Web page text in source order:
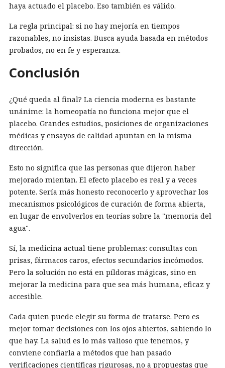
haya actuado el placebo. Eso también es válido.
La regla principal: si no hay mejoría en tiempos
razonables, no insistas. Busca ayuda basada en métodos
probados, no en fe y esperanza.
Conclusión
¿Qué queda al final? La ciencia moderna es bastante
unánime: la homeopatía no funciona mejor que el
placebo. Grandes estudios, posiciones de organizaciones
médicas y ensayos de calidad apuntan en la misma
dirección.
Esto no significa que las personas que dijeron haber
mejorado mientan. El efecto placebo es real y a veces
potente. Sería más honesto reconocerlo y aprovechar los
mecanismos psicológicos de curación de forma abierta,
en lugar de envolverlos en teorías sobre la "memoria del
agua".
Sí, la medicina actual tiene problemas: consultas con
prisas, fármacos caros, efectos secundarios incómodos.
Pero la solución no está en píldoras mágicas, sino en
mejorar la medicina para que sea más humana, eficaz y
accesible.
Cada quien puede elegir su forma de tratarse. Pero es
mejor tomar decisiones con los ojos abiertos, sabiendo lo
que hay. La salud es lo más valioso que tenemos, y
conviene confiarla a métodos que han pasado
verificaciones científicas rigurosas, no a propuestas que